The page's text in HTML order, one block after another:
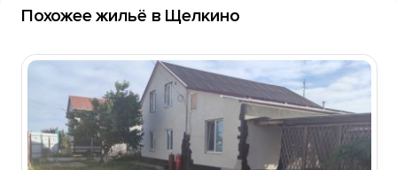
Похожее жильё в Щелкино